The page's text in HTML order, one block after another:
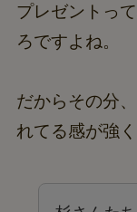
プレゼントっ
ろですよね。
だからその分
れてる感が強